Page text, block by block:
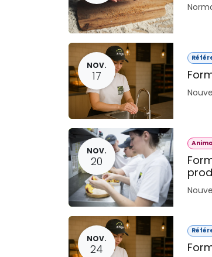
NOV.
17
NOV.
20
NOV.
24